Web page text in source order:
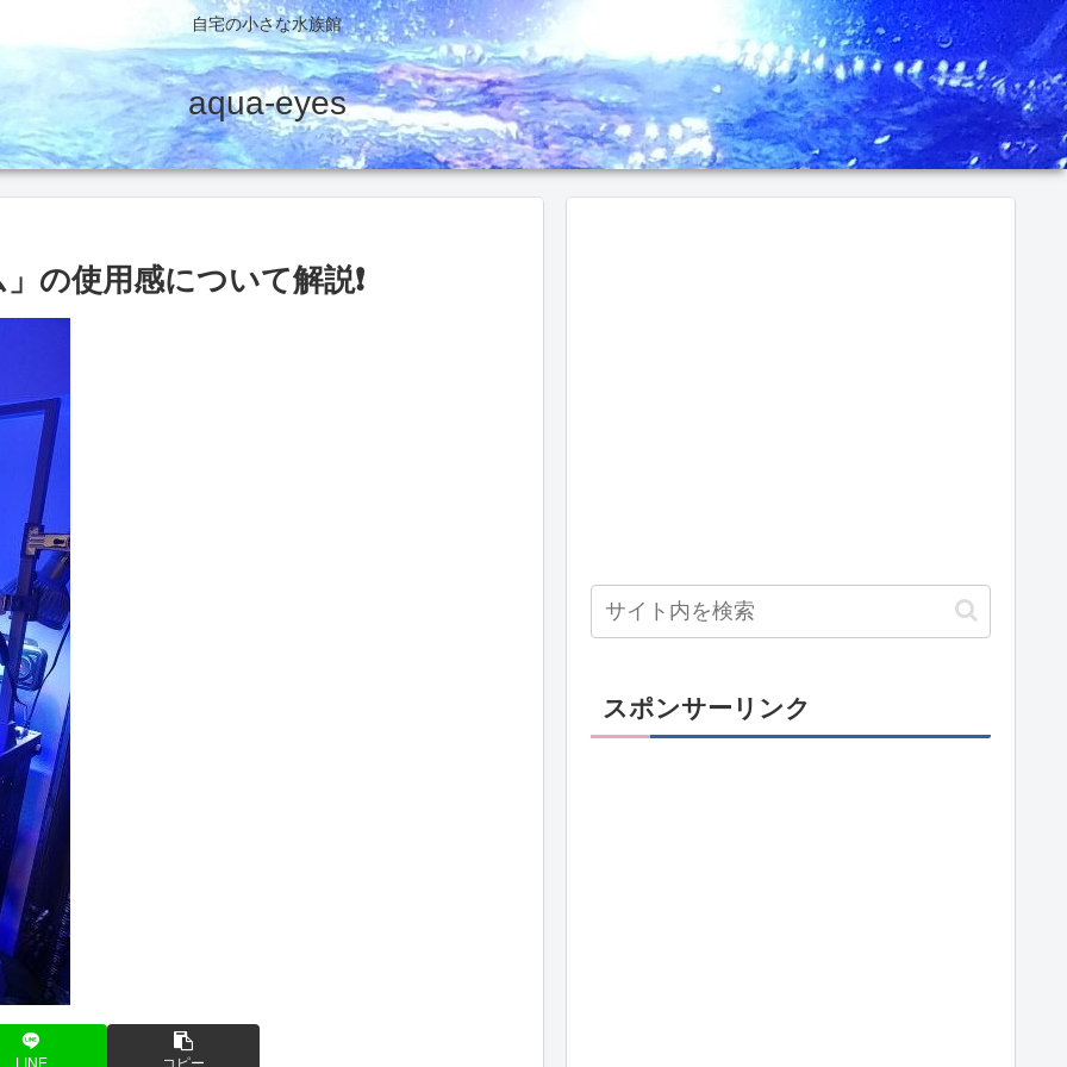
自宅の小さな水族館
aqua-eyes
の使用感について解説❗
スポンサーリンク